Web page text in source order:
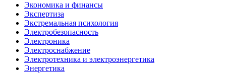
Экономика и финансы
Экспертиза
Экстремальная психология
Электробезопасность
Электроника
Электроснабжение
Электротехника и электроэнергетика
Энергетика